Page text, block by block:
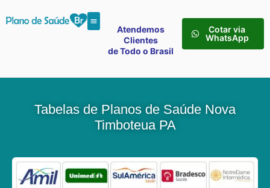
Atendemos
Clientes
de Todo o Brasil
Cotar via
WhatsApp
Tabelas de Planos de Saúde Nova
Timboteua PA